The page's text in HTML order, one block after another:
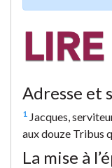
Adresse et
1 Jacques,
aux douze Tribus
La mise à